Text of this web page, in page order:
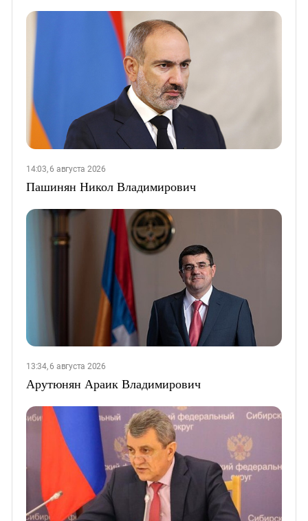
14:03, 6 августа 2026
Пашинян Никол Владимирович
13:34, 6 августа 2026
Арутюнян Араик Владимирович